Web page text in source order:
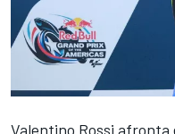
Valentino Rossi afronta